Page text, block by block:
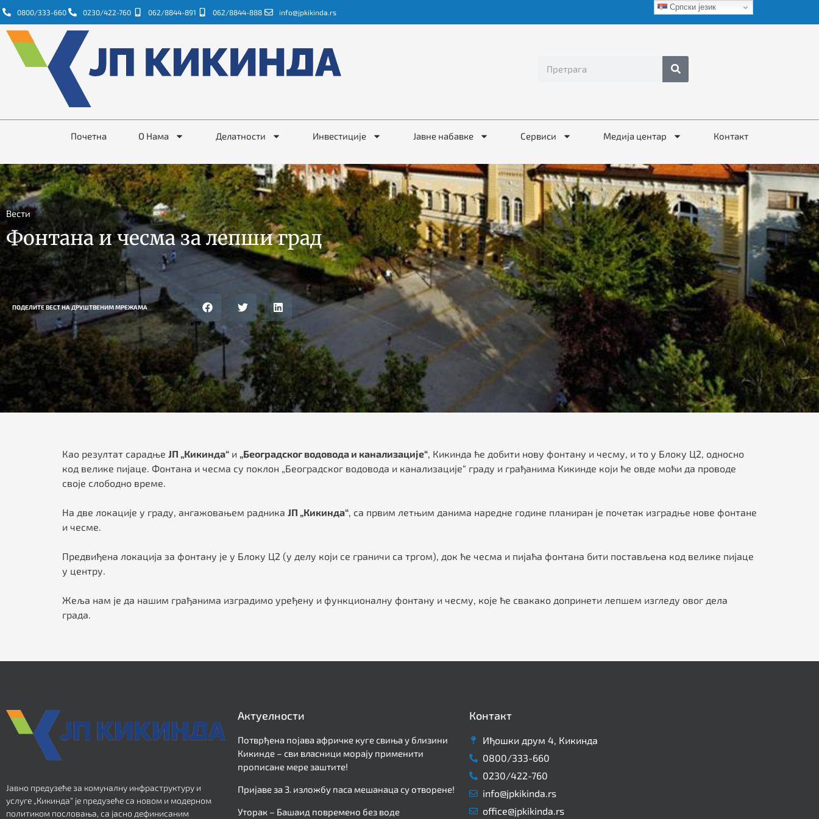
0800/333-660 0230/422-760 062/8844-891 062/8844-888 info@jpkikinda.rs
Почетна О Нама Делатности Инвестиције Јавне набавке Сервиси Медија центар Контакт
Вести
Фонтана и чесма за лепши град
ПОДЕЛИТЕ ВЕСТ НА ДРУШТВЕНИМ МРЕЖАМА
Као резултат сарадње ЈП „Кикинда“ и „Београдског водовода и канализације“, Кикинда ће добити нову фонтану и чесму, и то у Блоку Ц2, односно
код велике пијаце. Фонтана и чесма су поклон „Београдског водовода и канализације“ граду и грађанима Кикинде који ће овде моћи да проводе
своје слободно време.
На две локације у граду, ангажовањем радника ЈП „Кикинда“, са првим летњим данима наредне године планиран је почетак изградње нове фонтане
и чесме.
Предвиђена локација за фонтану је у Блоку Ц2 (у делу који се граничи са тргом), док ће чесма и пијаћа фонтана бити постављена код велике пијаце
у центру.
Жеља нам је да нашим грађанима изградимо уређену и функционалну фонтану и чесму, које ће свакако допринети лепшем изгледу овог дела
града.
Јавно предузеће за комуналну инфраструктуру и
услуге „Кикинда“ је предузеће са новом и модерном
политиком пословања, са јасно дефинисаним
Актуелности
Потврђена појава афричке куге свиња у близини
Кикинде – сви власници морају применити
прописане мере заштите!
Пријаве за 3. изложбу паса мешанаца су отворене!
Уторак – Башаид повремено без воде
Контакт
Иђошки друм 4, Кикинда
0800/333-660
0230/422-760
info@jpkikinda.rs
office@jpkikinda.rs
Српски језик